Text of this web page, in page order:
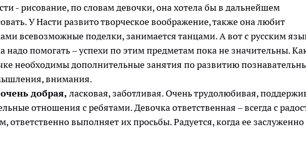
- рисование, по словам девочки, она хотела бы в дальнейшем
У Насти развито творческое воображение, также она любит
всевозможные поделки, занимается танцами. А вот с русским
надо помогать – успехи по этим предметам пока не значительны.
необходимы дополнительные занятия по развитию
внимания.
добрая, ласковая, заботливая. Очень трудолюбивая,
отношения с ребятами. Девочка ответственная – всегда с
ответственно выполняет их просьбы. Радуется, когда ее заслуженно